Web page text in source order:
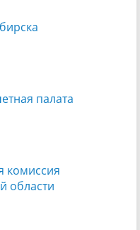
палата
комиссия
области